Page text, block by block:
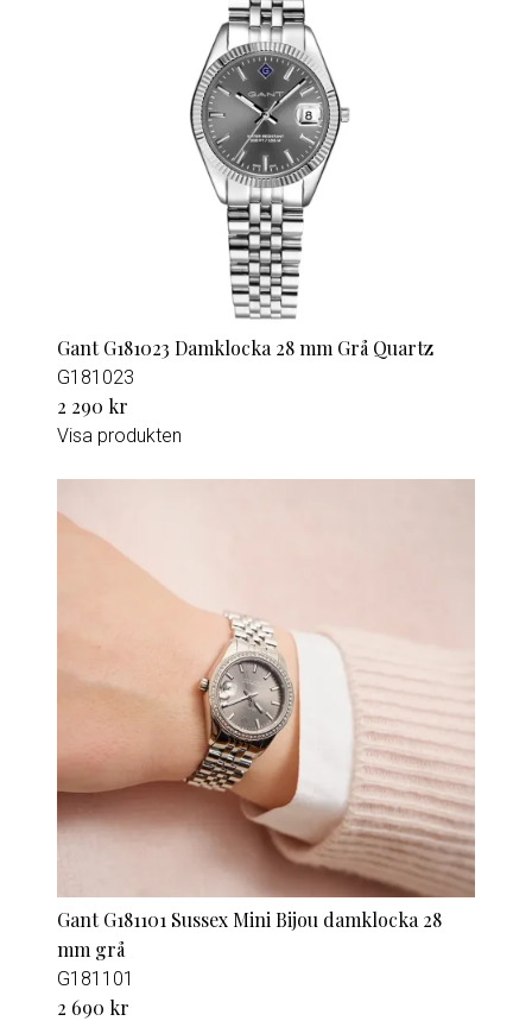
Gant G181023 Damklocka 28 mm Grå Quartz
G181023
2 290 kr
Visa produkten
Gant G181101 Sussex Mini Bijou damklocka 28
mm grå
G181101
2 690 kr